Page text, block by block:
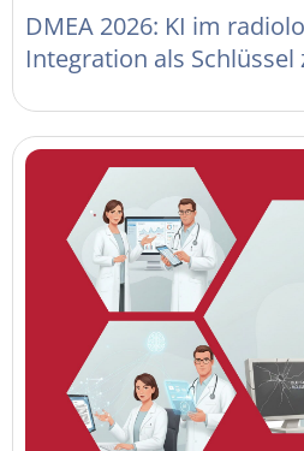
DMEA 2026: KI im
Integration als Schlüssel